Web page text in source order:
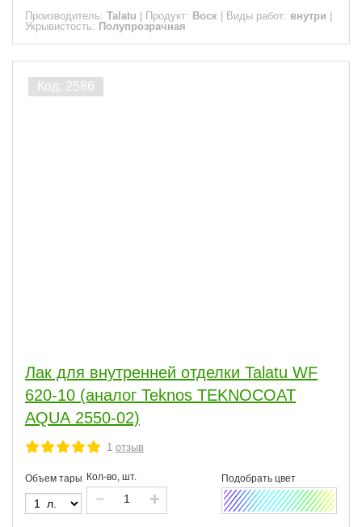
Производитель: Talatu Продукт: Воск Виды работ: внутри
Укрывистость: Полупрозрачная
Лак для внутренней отделки Talatu WF
620-10 (аналог Teknos TEKNOCOAT
AQUA 2550-02)
1 отзыв
Объем тары Кол-во, шт.